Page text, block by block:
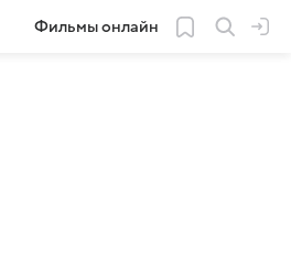
Фильмы онлайн